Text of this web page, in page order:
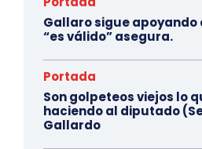
Gallaro sigue apoyando
“es válido” asegura.
Portada
Son golpeteos viejos lo
haciendo al diputado
Gallardo